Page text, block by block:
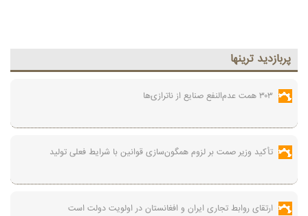
پربازديد ترينها
۳۰۳ همت عدم‌النفع صنایع از ناترازی‌ها
تأکید وزیر صمت بر لزوم همگون‌سازی قوانین با شرایط فعلی تولید
ارتقای روابط تجاری ایران و افغانستان در اولویت دولت است